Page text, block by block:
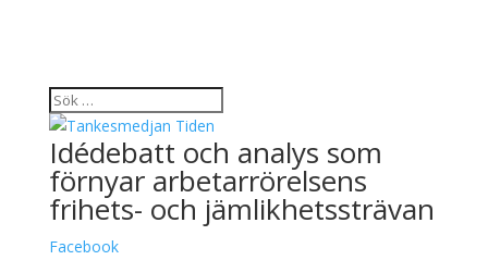
Idédebatt och analys som
förnyar arbetarrörelsens
frihets- och jämlikhetssträvan
Facebook